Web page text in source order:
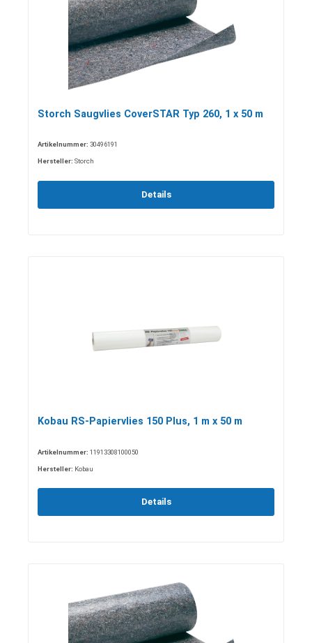
Storch Saugvlies CoverSTAR Typ 260, 1 x 50 m
Artikelnummer: 30496191
Hersteller: Storch
Details
Kobau RS-Papiervlies 150 Plus, 1 m x 50 m
Artikelnummer: 11913308100050
Hersteller: Kobau
Details